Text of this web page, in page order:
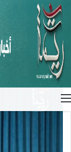
القائمة
الرئيسية
الأخبار